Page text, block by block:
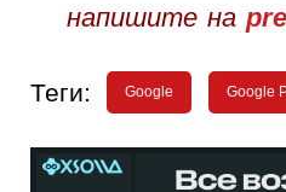
напишите на
Теги: Google Google